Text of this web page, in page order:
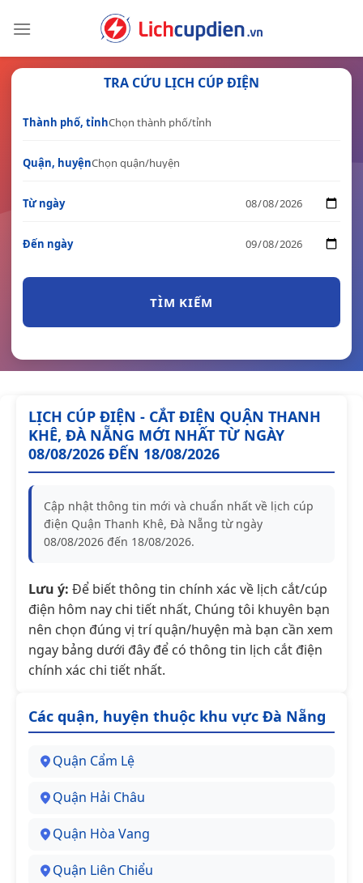
TRA CỨU LỊCH CÚP ĐIỆN
Thành phố, tỉnh
Quận, huyện
Từ ngày
Đến ngày
TÌM KIẾM
LỊCH CÚP ĐIỆN - CẮT ĐIỆN QUẬN THANH
KHÊ, ĐÀ NẴNG MỚI NHẤT TỪ NGÀY
08/08/2026 ĐẾN 18/08/2026
Cập nhật thông tin mới và chuẩn nhất về lịch cúp
điện Quận Thanh Khê, Đà Nẵng từ ngày
08/08/2026 đến 18/08/2026.
Lưu ý: Để biết thông tin chính xác về lịch cắt/cúp
điện hôm nay chi tiết nhất, Chúng tôi khuyên bạn
nên chọn đúng vị trí quận/huyện mà bạn cần xem
ngay bảng dưới đây để có thông tin lịch cắt điện
chính xác chi tiết nhất.
Các quận, huyện thuộc khu vực Đà Nẵng
Quận Cẩm Lệ
Quận Hải Châu
Quận Hòa Vang
Quận Liên Chiểu